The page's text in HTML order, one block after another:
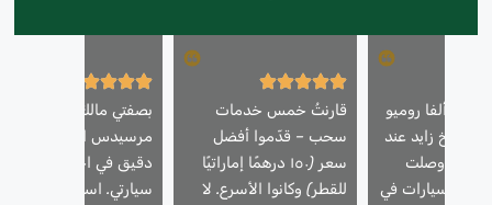
ألفا روميو
الشيخ زايد عند
ووصلت
السيارات في
قارنتُ خمس خدمات
سحب – قدّموا أفضل
سعر (١٥٠ درهمًا إماراتيًا
للقطر) وكانوا الأسرع. لا
بصفتي مالك سيارة
مرسيدس ايه ام جي، فأنا
دقيق في اختيار من
سيارتي. استخدمت